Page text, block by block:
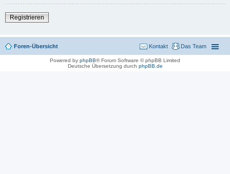
Registrieren
Foren-Übersicht Das Team
Kontakt
Powered by phpBB® Forum Software © phpBB Limited
Deutsche Übersetzung durch phpBB.de